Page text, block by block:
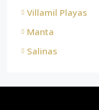
Villamil Playas
Manta
Salinas